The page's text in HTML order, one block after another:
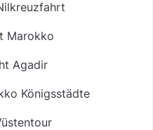
Marokko
Agadir
Königsstädte